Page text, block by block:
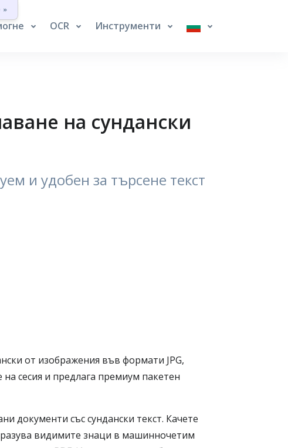
»
OCR Инструменти
на сундански
и удобен за търсене текст
от изображения във формати JPG,
сесия и предлага премиум пакетен
документи със сундански текст. Качете
видимите знаци в машинночетим